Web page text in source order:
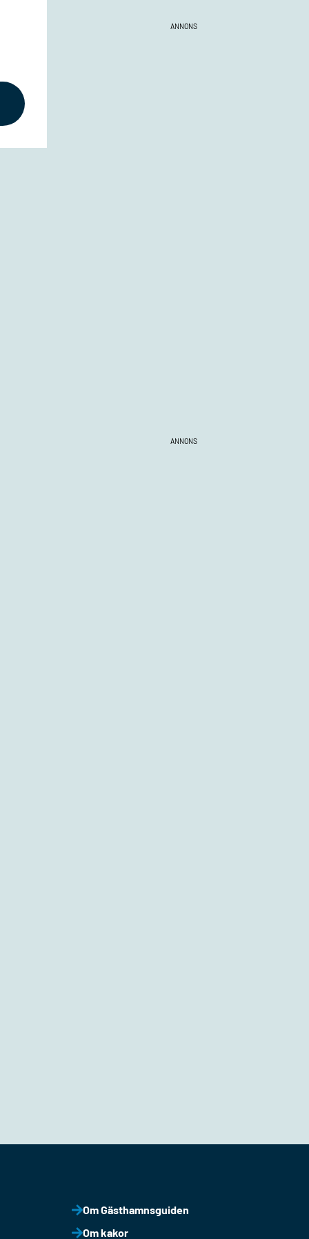
ANNONS
ANNONS
Om Gästhamnsguiden
Om kakor